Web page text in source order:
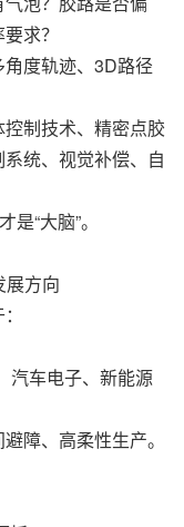
求？
度轨迹、3D路径
制技术、精密点胶
统、视觉补偿、自
“大脑”。
展方向
汽车电子、新能源
障、高柔性生产。